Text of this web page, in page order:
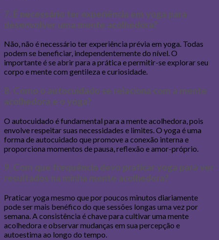
7. É necessário ter experiência em yoga para
desenvolver uma mente acolhedora?
Não, não é necessário ter experiência prévia em yoga. Todas
podem se beneficiar, independentemente do nível. O
importante é se abrir para a prática e permitir-se explorar seu
corpo e mente com gentileza e curiosidade.
8. Como o autocuidado se relaciona com a mente
acolhedora e o yoga?
O autocuidado é fundamental para a mente acolhedora, pois
envolve respeitar suas necessidades e limites. O yoga é uma
forma de autocuidado que promove a conexão interna e
proporciona momentos de pausa, reflexão e amor-próprio.
9. Com que frequência devo praticar yoga para ver
resultados na minha mente acolhedora?
Praticar yoga mesmo que por poucos minutos diariamente
pode ser mais benéfico do que sessões longas uma vez por
semana. A consistência é chave para cultivar uma mente
acolhedora e observar mudanças em sua percepção e
autoestima ao longo do tempo.